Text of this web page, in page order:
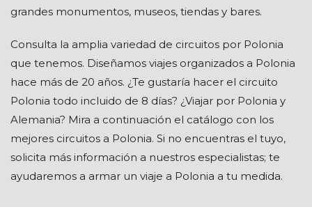
grandes monumentos, museos, tiendas y bares.
Consulta la amplia variedad de circuitos por Polonia
que tenemos. Diseñamos viajes organizados a Polonia
hace más de 20 años. ¿Te gustaría hacer el circuito
Polonia todo incluido de 8 días? ¿Viajar por Polonia y
Alemania? Mira a continuación el catálogo con los
mejores circuitos a Polonia. Si no encuentras el tuyo,
solicita más información a nuestros especialistas; te
ayudaremos a armar un viaje a Polonia a tu medida.